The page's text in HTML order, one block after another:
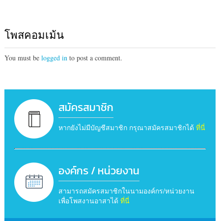
โพสคอมเม้น
You must be logged in to post a comment.
สมัครสมาชิก
หากยังไม่มีบัญชีสมาชิก กรุณาสมัครสมาชิกได้ ที่นี่
องค์กร / หน่วยงาน
สามารถสมัครสมาชิกในนามองค์กร/หน่วยงาน
เพื่อโพสงานอาสาได้ ที่นี่